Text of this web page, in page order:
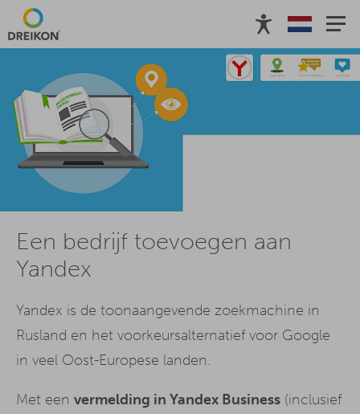
Een bedrijf toevoegen aan
Yandex
Yandex is de toonaangevende zoekmachine in
Rusland en het voorkeursalternatief voor Google
in veel Oost-Europese landen.
Met een vermelding in Yandex Business (inclusief